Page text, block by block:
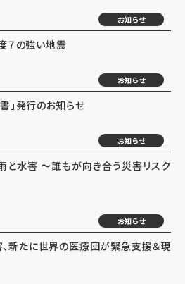
お知らせ
７の強い地震
お知らせ
」発行のお知らせ
お知らせ
と水害 ～誰もが向き合う災害リスク
お知らせ
、新たに世界の医療団が緊急支援＆現